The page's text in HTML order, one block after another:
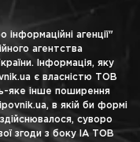
агенції"
агентства
Інформація, яку
є власністю ТОВ
яке інше поширення
в якій би формі
суворо
згоди з боку ІА ТОВ